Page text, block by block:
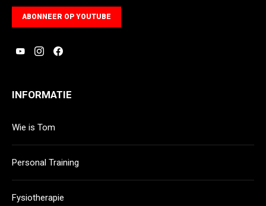
ABONNEER OP YOUTUBE
INFORMATIE
Wie is Tom
Personal Training
Fysiotherapie